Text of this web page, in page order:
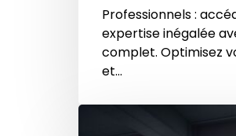
Professionnels :
expertise inégalée
complet. Optimisez
et…
Tutoriel